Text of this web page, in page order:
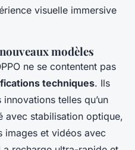
visuelle immersive
modèles
ne se contentent pas
techniques. Ils
telles qu’un
avec stabilisation optique,
images et vidéos avec